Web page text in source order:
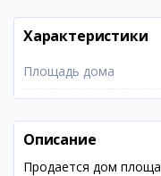
Характеристики
Площадь дома
Описание
Продается дом